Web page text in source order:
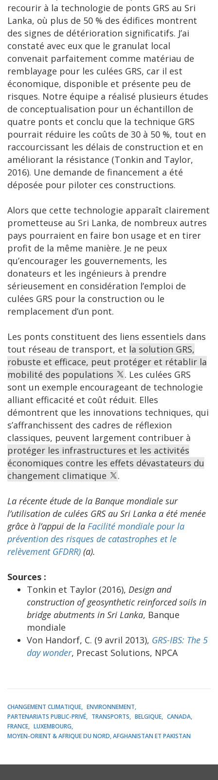
recourir à la technologie de ponts GRS au Sri
Lanka, où plus de 50 % des édifices montrent
des signes de détérioration significatifs. J’ai
constaté avec eux que le granulat local
convenait parfaitement comme matériau de
remblayage pour les culées GRS, car il est
économique, disponible et présente peu de
risques. Notre équipe a réalisé plusieurs études
de conceptualisation pour un échantillon de
quatre ponts et conclu que la technique GRS
pourrait réduire les coûts de 30 à 50 %, tout en
raccourcissant les délais de construction et en
améliorant la résistance (Tonkin and Taylor,
2016). Une demande de financement a été
déposée pour piloter ces constructions.
Alors que cette technologie apparaît clairement
prometteuse au Sri Lanka, de nombreux autres
pays pourraient en faire bon usage et en tirer
profit de la même manière. Je ne peux
qu’encourager les gouvernements, les
donateurs et les ingénieurs à prendre
sérieusement en considération l’emploi de
culées GRS pour la construction ou le
remplacement d’un pont.
Les ponts constituent des liens essentiels dans
tout réseau de transport, et la solution GRS,
robuste et efficace, peut protéger et rétablir la
mobilité des populations
. Les culées GRS
sont un exemple encourageant de technologie
alliant efficacité et coût réduit. Elles
démontrent que les innovations techniques, qui
s’affranchissent des cadres de réflexion
classiques, peuvent largement contribuer à
protéger les infrastructures et les activités
économiques contre les effets dévastateurs du
changement climatique
.
La récente étude de la Banque mondiale sur
l’utilisation de culées GRS au Sri Lanka a été menée
grâce à l’appui de la Facilité mondiale pour la
prévention des risques de catastrophes et le
relèvement GFDRR) (a).
Sources :
Tonkin et Taylor (2016), Design and
construction of geosynthetic reinforced soils in
bridge abutments in Sri Lanka, Banque
mondiale
Von Handorf, C. (9 avril 2013), GRS-IBS: The 5
day wonder, Precast Solutions, NPCA
CHANGEMENT CLIMATIQUE
ENVIRONNEMENT
PARTENARIATS PUBLIC-PRIVÉ
TRANSPORTS BELGIQUE
CANADA
FRANCE
LUXEMBOURG
MOYEN-ORIENT & AFRIQUE DU NORD, AFGHANISTAN ET PAKISTAN